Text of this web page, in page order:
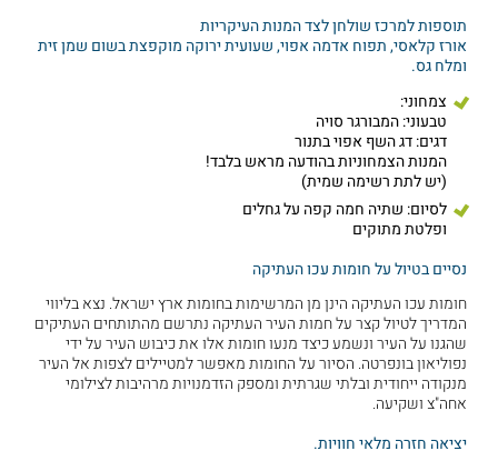
תוספות למרכז שולחן לצד המנות העיקריות
אורז קלאסי, תפוח אדמה אפוי, שעועית ירוקה מוקפצת בשום שמן זית
ומלח גס.
צמחוני:
טבעוני: המבורגר סויה
דגים: דג השף אפוי בתנור
המנות הצמחוניות בהודעה מראש בלבד!
(יש לתת רשימה שמית)
לסיום: שתיה חמה קפה על גחלים
ופלטת מתוקים
נסיים בטיול על חומות עכו העתיקה
חומות עכו העתיקה הינן מן המרשימות בחומות ארץ ישראל. נצא בליווי
המדריך לטיול קצר על חמות העיר העתיקה נתרשם מהתותחים העתיקים
שהגנו על העיר ונשמע כיצד מנעו חומות אלו את כיבוש העיר על ידי
נפוליאון בונפרטה. הסיור על החומות מאפשר למטיילים לצפות אל העיר
מנקודה ייחודית ובלתי שגרתית ומספק הזדמנויות מרהיבות לצילומי
אחה"צ ושקיעה.
יציאה חזרה מלאי חוויות.